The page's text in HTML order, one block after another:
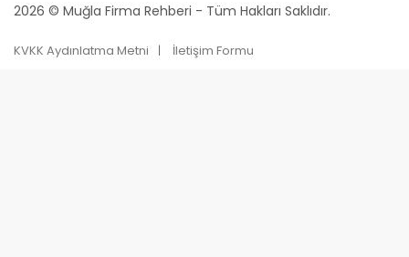
2026 © Muğla Firma Rehberi - Tüm Hakları Saklıdır.
KVKK Aydınlatma Metni İletişim Formu